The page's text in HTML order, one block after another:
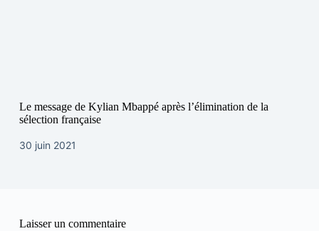
Le message de Kylian Mbappé après l’élimination de la
sélection française
30 juin 2021
Laisser un commentaire